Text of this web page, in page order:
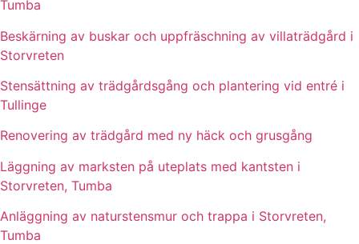
Tumba
Beskärning av buskar och uppfräschning av villaträdgård i
Storvreten
Stensättning av trädgårdsgång och plantering vid entré i
Tullinge
Renovering av trädgård med ny häck och grusgång
Läggning av marksten på uteplats med kantsten i
Storvreten, Tumba
Anläggning av naturstensmur och trappa i Storvreten,
Tumba